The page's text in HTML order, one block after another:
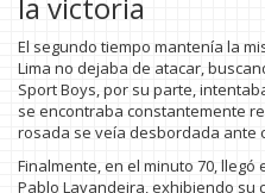
la victoria
El segundo tiempo mantenía la
Lima no dejaba de atacar,
Sport Boys, por su parte,
se encontraba constantemente
rosada se veía desbordada ante
Finalmente, en el minuto 70,
Pablo Lavandeira, exhibiendo su